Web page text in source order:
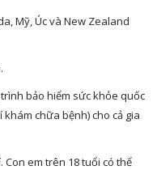
Mỹ, Úc và New Zealand
bảo hiểm sức khỏe quốc
chữa bệnh) cho cả gia
Con em trên 18 tuổi có thể